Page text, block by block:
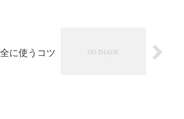
に使うコツ